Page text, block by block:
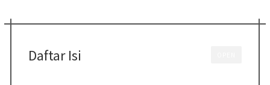
Daftar Isi